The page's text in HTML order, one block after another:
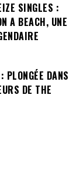
SINGLES :
A BEACH, UNE
PLONGÉE DANS
DE THE